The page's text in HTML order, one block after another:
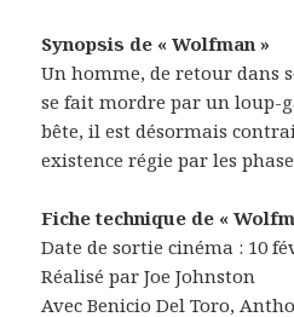
Synopsis de « Wolfman »
Un homme, de retour dans
se fait mordre par un loup-
bête, il est désormais
existence régie par les
Fiche technique de «
Date de sortie cinéma : 10
Réalisé par Joe Johnston
Avec Benicio Del Toro,